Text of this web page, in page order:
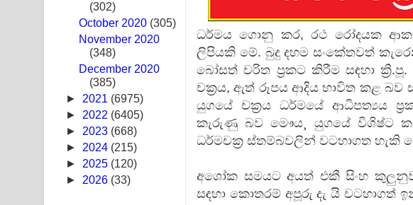
Hoda sihiyen Song Lyrics - හොද සිහියෙන් ගීතයේ පද පෙළ
Awanken Song Lyrics - අවංකෙන් ගීතයේ පද පෙළ
Pa Sina Song Lyrics - පෑ සිනා ගීතයේ පද පෙළ
Pemwanthiye Song Lyrics - පෙම්වන්තියේ ගීතයේ පද පෙළ
Manobhawa Song Lyrics - මනෝභව ගීතයේ පද පෙළ
Akahe Indala Song Lyrics - ආකාහේ ඉඳලා ගීතයේ පද පෙළ
Raawaya Song Lyrics - රාවය ගීතයේ පද පෙළ
(302)
October 2020 (305)
November 2020
(348)
December 2020
(385)
► 2021 (6975)
► 2022 (6405)
► 2023 (668)
► 2024 (215)
► 2025 (120)
► 2026 (33)
ධර්මය ගොනු කර, රථ රෝදයක
ලිපියකි මේ. බුදු දහම සංකේතවත්
බෝසත් චරිත ප්‍රකට කිරීම සඳහා
චක්‍රය, ඇත් රූපය ආදිය භාවිත කළ බව
යුගයේ චක්‍රය ධර්මයේ ආධිපත්‍යය
කැරුණු බව මෞය¸ යුගයේ විශිෂ්ට
ධර්මචක්‍ර ස්තම්බවලින් වටහාගත හැකි
අශෝක සමයට අයත් එකී සිංහ
සඳහා කොතරම් අපූරු දැ යි වටහාගත්